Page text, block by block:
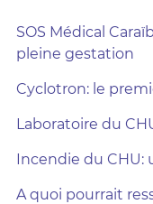
SOS Médical
pleine gestation
Cyclotron: le
Laboratoire du
Incendie du CHU:
A quoi pourrait